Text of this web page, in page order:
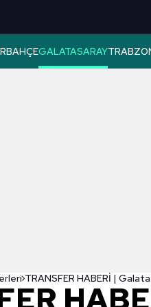
GALATASARAY